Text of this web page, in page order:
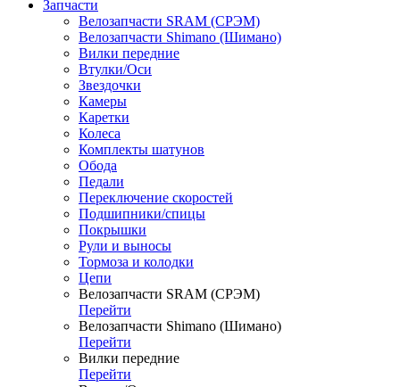
Запчасти
Велозапчасти SRAM (СРЭМ)
Велозапчасти Shimano (Шимано)
Вилки передние
Втулки/Оси
Звездочки
Камеры
Каретки
Колеса
Комплекты шатунов
Обода
Педали
Переключение скоростей
Подшипники/спицы
Покрышки
Рули и выносы
Тормоза и колодки
Цепи
Велозапчасти SRAM (СРЭМ)
Перейти
Велозапчасти Shimano (Шимано)
Перейти
Вилки передние
Перейти